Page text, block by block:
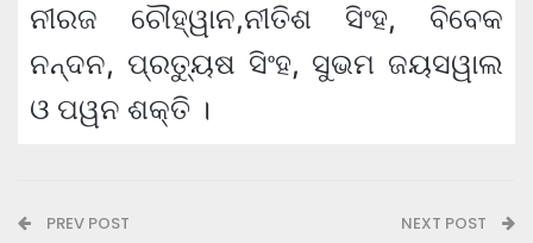
ନୀରଜ ଚୌହ୍ୱାନ,ନୀତିଶ ସିଂହ, ବିବେକ
ନନ୍ଦନ, ପ୍ରତ୍ୟୁଷ ସିଂହ, ସୁଭମ ଜୟସୱାଲ
ଓ ପୱନ ଶକ୍ତି ।
PREV POST NEXT POST